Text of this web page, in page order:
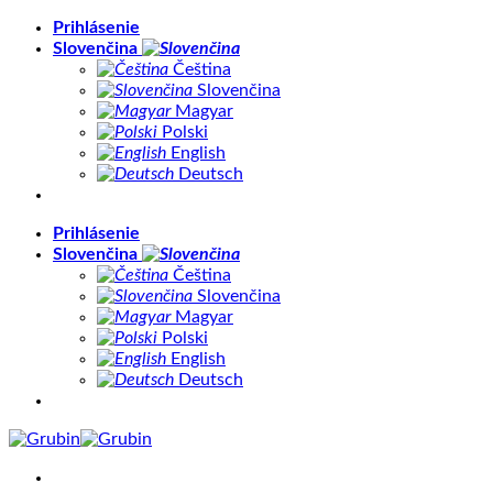
Skip
Prihlásenie
Slovenčina
Čeština
Slovenčina
Magyar
Polski
English
Deutsch
Prihlásenie
Slovenčina
Čeština
Slovenčina
Magyar
Polski
English
Deutsch